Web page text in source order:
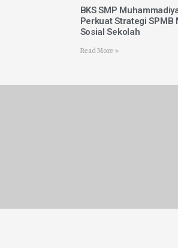
BKS SMP
Perkuat Strategi SPMB
Sosial Sekolah
Read More »